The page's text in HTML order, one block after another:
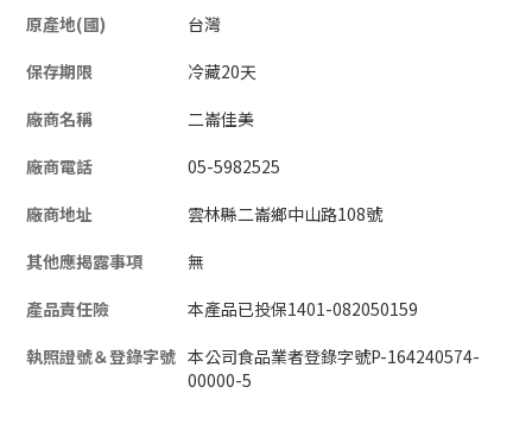
原產地(國)
台灣
保存期限
冷藏20天
廠商名稱
二崙佳美
廠商電話
05-5982525
廠商地址
雲林縣二崙鄉中山路108號
其他應揭露事項
無
產品責任險
本產品已投保1401-082050159
執照證號＆登錄字號 本公司食品業者登錄字號P-164240574-
00000-5